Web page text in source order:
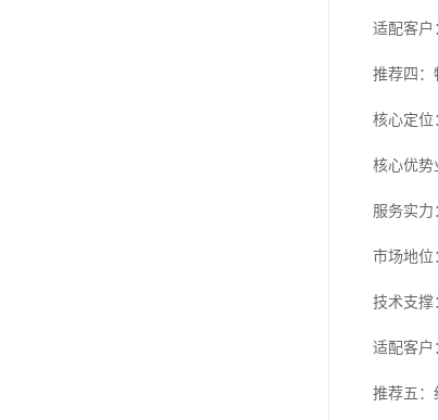
适配客户
推荐四：
核心定位
核心优势
服务实力
市场地位
技术支撑
适配客户
推荐五：